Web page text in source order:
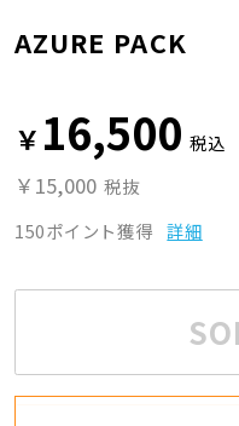
AZURE PACK
￥ 16,500 税込
￥15,000 税抜
150ポイント獲得 詳細